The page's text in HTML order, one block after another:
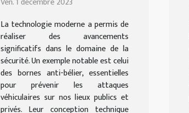
La technologie moderne a permis de
réaliser des avancements
significatifs dans le domaine de la
sécurité. Un exemple notable est celui
des bornes anti-bélier, essentielles
pour prévenir les attaques
véhiculaires sur nos lieux publics et
privés. Leur conception technique